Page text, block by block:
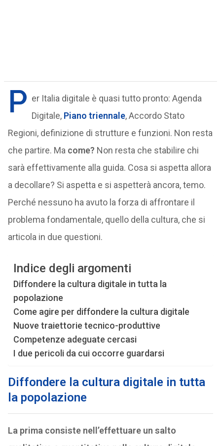
P er Italia digitale è quasi tutto pronto: Agenda
Digitale, Piano triennale, Accordo Stato
Regioni, definizione di strutture e funzioni. Non resta
che partire. Ma come? Non resta che stabilire chi
sarà effettivamente alla guida. Cosa si aspetta allora
a decollare? Si aspetta e si aspetterà ancora, temo.
Perché nessuno ha avuto la forza di affrontare il
problema fondamentale, quello della cultura, che si
articola in due questioni.
Indice degli argomenti
Diffondere la cultura digitale in tutta la
popolazione
Come agire per diffondere la cultura digitale
Nuove traiettorie tecnico-produttive
Competenze adeguate cercasi
I due pericoli da cui occorre guardarsi
Diffondere la cultura digitale in tutta
la popolazione
La prima consiste nell’effettuare un salto